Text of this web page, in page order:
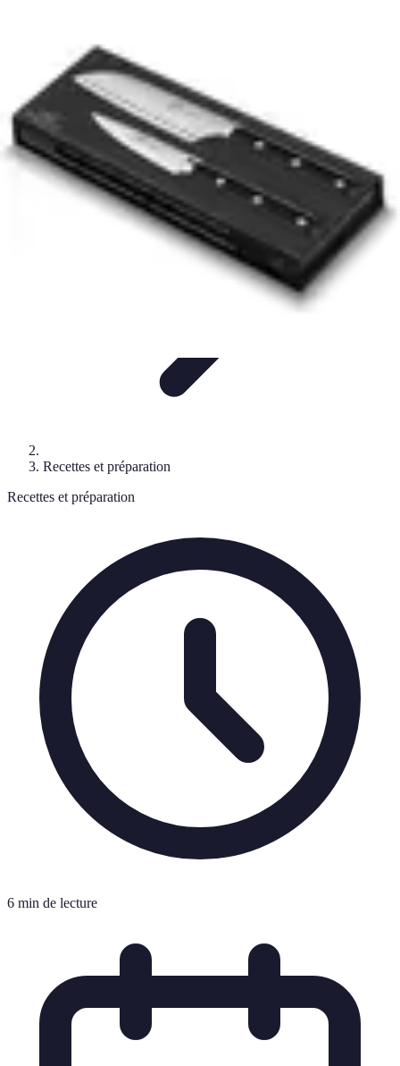
RecettesAstuces et conseils
Repas LowCarb
Recettes et préparation
Recettes et préparation
6 min de lecture